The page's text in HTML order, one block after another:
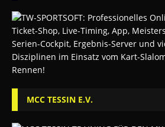
MCC TESSIN E.V.